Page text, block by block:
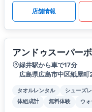
店舗情報
アンドゥスーパー
緑井駅から車で17分
広島県広島市中区紙屋
タオルレンタル シューズ
体組成計
無料体験 ウ